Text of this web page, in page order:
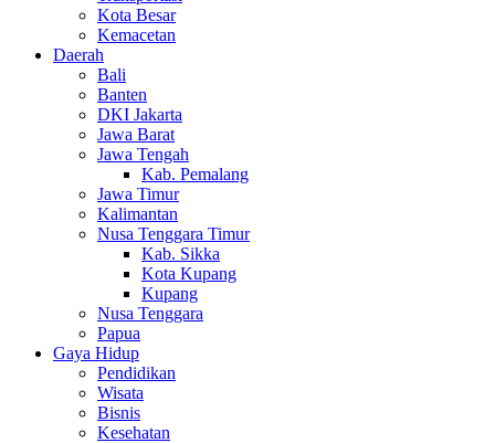
Kota Besar
Kemacetan
Daerah
Bali
Banten
DKI Jakarta
Jawa Barat
Jawa Tengah
Kab. Pemalang
Jawa Timur
Kalimantan
Nusa Tenggara Timur
Kab. Sikka
Kota Kupang
Kupang
Nusa Tenggara
Papua
Gaya Hidup
Pendidikan
Wisata
Bisnis
Kesehatan